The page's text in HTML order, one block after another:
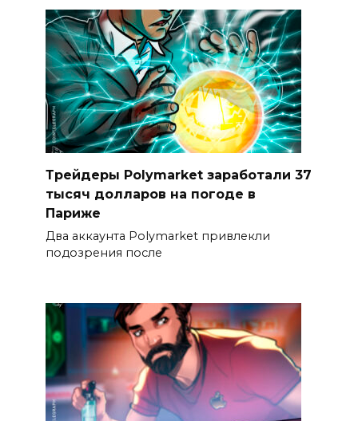
Трейдеры Polymarket заработали 37
тысяч долларов на погоде в
Париже
Два аккаунта Polymarket привлекли
подозрения после